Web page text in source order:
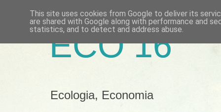
ECO 16
Ecologia, Economia
This site uses cookies from Google to deliver its
are shared with Google along with performance and
statistics, and to detect and address abuse.